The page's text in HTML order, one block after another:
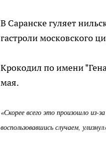
В Саранске гуляет
гастроли московского
Крокодил по имени
мая.
«Скорее всего это произошло из-
воспользовавшись случаем,